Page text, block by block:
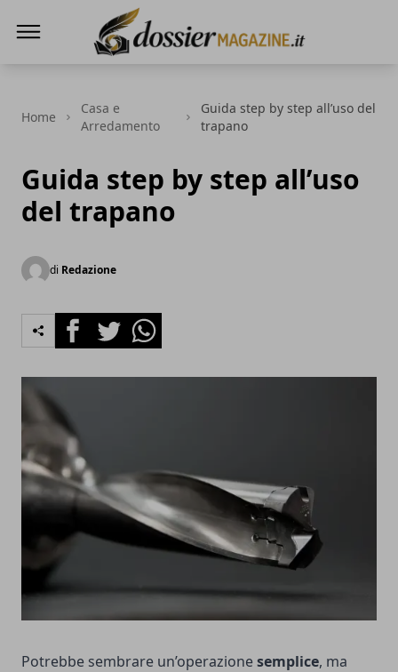
Home
Casa e
Arredamento
Guida step by step all’uso del
trapano
Guida step by step all’uso
del trapano
di Redazione
FacebookTwitterWhatsapp
Potrebbe sembrare un’operazionesemplice, ma